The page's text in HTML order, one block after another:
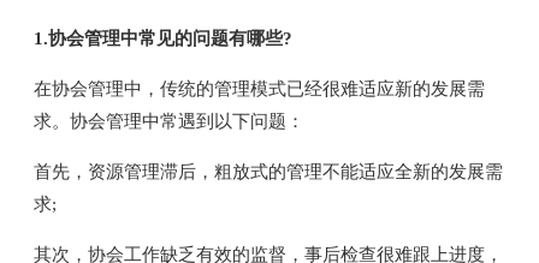
1.协会管理中常见的问题有哪些?
在协会管理中，传统的管理模式已经很难适应新的发展需
求。协会管理中常遇到以下问题：
首先，资源管理滞后，粗放式的管理不能适应全新的发展需
求;
其次，协会工作缺乏有效的监督，事后检查很难跟上进度，